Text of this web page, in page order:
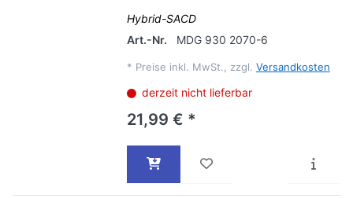
Hybrid-SACD
Art.-Nr.
MDG 930 2070-6
* Preise inkl. MwSt., zzgl. Versandkosten
derzeit nicht lieferbar
21,99 € *